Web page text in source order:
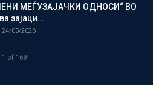
МЕЃУЗАЈАЧКИ ОДНОСИ“ ВО
зајаци…
24/05/2026
1 of 169